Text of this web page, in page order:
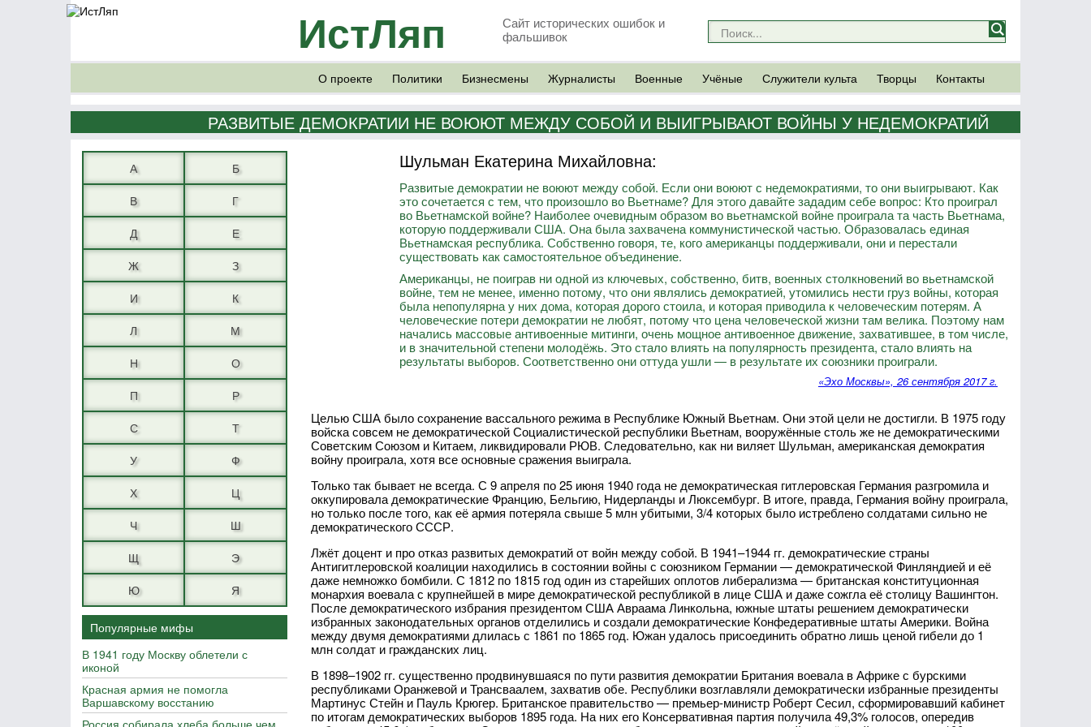
ИстЛяп
Сайт исторических ошибок и
фальшивок
О проекте Политики Бизнесмены Журналисты Военные Учёные Служители культа Творцы Контакты
РАЗВИТЫЕ ДЕМОКРАТИИ НЕ ВОЮЮТ МЕЖДУ СОБОЙ И ВЫИГРЫВАЮТ ВОЙНЫ У НЕДЕМОКРАТИЙ
А
Б
В
Г
Д
Е
Ж
З
И
К
Л
М
Н
О
П
Р
С
Т
У
Ф
Х
Ц
Ч
Ш
Щ
Э
Ю
Я
Популярные мифы
В 1941 году Москву облетели с
иконой
Красная армия не помогла
Варшавскому восстанию
Россия собирала хлеба больше чем
Шульман Екатерина Михайловна:
Развитые демократии не воюют между собой. Если они воюют с недемократиями, то они выигрывают. Как
это сочетается с тем, что произошло во Вьетнаме? Для этого давайте зададим себе вопрос: Кто проиграл
во Вьетнамской войне? Наиболее очевидным образом во вьетнамской войне проиграла та часть Вьетнама,
которую поддерживали США. Она была захвачена коммунистической частью. Образовалась единая
Вьетнамская республика. Собственно говоря, те, кого американцы поддерживали, они и перестали
существовать как самостоятельное объединение.
Американцы, не поиграв ни одной из ключевых, собственно, битв, военных столкновений во вьетнамской
войне, тем не менее, именно потому, что они являлись демократией, утомились нести груз войны, которая
была непопулярна у них дома, которая дорого стоила, и которая приводила к человеческим потерям. А
человеческие потери демократии не любят, потому что цена человеческой жизни там велика. Поэтому нам
начались массовые антивоенные митинги, очень мощное антивоенное движение, захватившее, в том числе,
и в значительной степени молодёжь. Это стало влиять на популярность президента, стало влиять на
результаты выборов. Соответственно они оттуда ушли — в результате их союзники проиграли.
«Эхо Москвы», 26 сентября 2017 г.
Целью США было сохранение вассального режима в Республике Южный Вьетнам. Они этой цели не достигли. В 1975 году
войска совсем не демократической Социалистической республики Вьетнам, вооружённые столь же не демократическими
Советским Союзом и Китаем, ликвидировали РЮВ. Следовательно, как ни виляет Шульман, американская демократия
войну проиграла, хотя все основные сражения выиграла.
Только так бывает не всегда. С 9 апреля по 25 июня 1940 года не демократическая гитлеровская Германия разгромила и
оккупировала демократические Францию, Бельгию, Нидерланды и Люксембург. В итоге, правда, Германия войну проиграла,
но только после того, как её армия потеряла свыше 5 млн убитыми, 3/4 которых было истреблено солдатами сильно не
демократического СССР.
Лжёт доцент и про отказ развитых демократий от войн между собой. В 1941–1944 гг. демократические страны
Антигитлеровской коалиции находились в состоянии войны с союзником Германии — демократической Финляндией и её
даже немножко бомбили. С 1812 по 1815 год один из старейших оплотов либерализма — британская конституционная
монархия воевала с крупнейшей в мире демократической республикой в лице США и даже сожгла её столицу Вашингтон.
После демократического избрания президентом США Авраама Линкольна, южные штаты решением демократически
избранных законодательных органов отделились и создали демократические Конфедеративные штаты Америки. Война
между двумя демократиями длилась с 1861 по 1865 год. Южан удалось присоединить обратно лишь ценой гибели до 1
млн солдат и гражданских лиц.
В 1898–1902 гг. существенно продвинувшаяся по пути развития демократии Британия воевала в Африке с бурскими
республиками Оранжевой и Трансваалем, захватив обе. Республики возглавляли демократически избранные президенты
Мартинус Стейн и Пауль Крюгер. Британское правительство — премьер-министр Роберт Сесил, сформировавший кабинет
по итогам демократических выборов 1895 года. На них его Консервативная партия получила 49,3% голосов, опередив